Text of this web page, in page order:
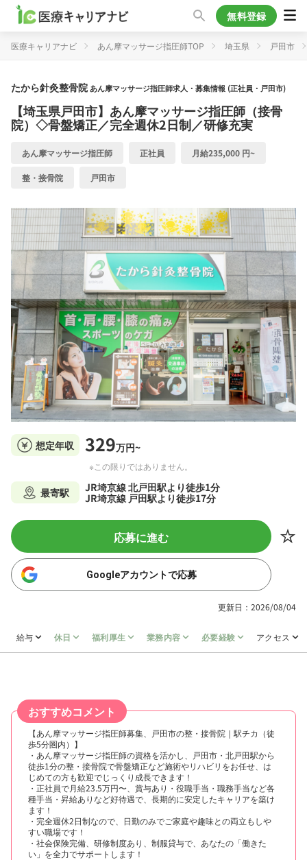
無料登録
医療キャリアナビ あん摩マッサージ指圧師TOP 埼玉県 戸田市
たから針灸整骨院 あん摩マッサージ指圧師求人・募集情報 (正社員・戸田市)
【埼玉県戸田市】あん摩マッサージ指圧師（接骨
院）◇骨盤矯正／完全週休2日制／研修充実
あん摩マッサージ指圧師 正社員 月給235,000 円~
整・接骨院 戸田市
想定年収 329万円~
※この限りではありません。
最寄駅
JR埼京線 北戸田駅より徒歩1分
JR埼京線 戸田駅より徒歩17分
応募に進む
Googleアカウントで応募
更新日：2026/08/04
給与 休日 福利厚生 業務内容 必要経験 アクセス
おすすめコメント
【あん摩マッサージ指圧師募集、戸田市の整・接骨院｜駅チカ（徒
歩5分圏内）】
・あん摩マッサージ指圧師の資格を活かし、戸田市・北戸田駅から
徒歩1分の整・接骨院で骨盤矯正など施術やリハビリをお任せ、は
じめての方も歓迎でじっくり成長できます！
・正社員で月給23.5万円〜、賞与あり・役職手当・職務手当など各
種手当・昇給ありなど好待遇で、長期的に安定したキャリアを築け
ます！
・完全週休2日制なので、日勤のみでご家庭や趣味との両立もしや
すい職場です！
・社会保険完備、研修制度あり、制服貸与で、あなたの「働きた
い」を全力でサポートします！